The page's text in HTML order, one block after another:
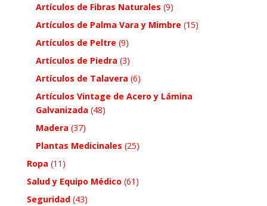
Artículos de Fibras Naturales (9)
Artículos de Palma Vara y Mimbre (15)
Artículos de Peltre (9)
Artículos de Piedra (3)
Artículos de Talavera (6)
Artículos Vintage de Acero y Lámina
Galvanizada (48)
Madera (37)
Plantas Medicinales (25)
Ropa (11)
Salud y Equipo Médico (61)
Seguridad (43)